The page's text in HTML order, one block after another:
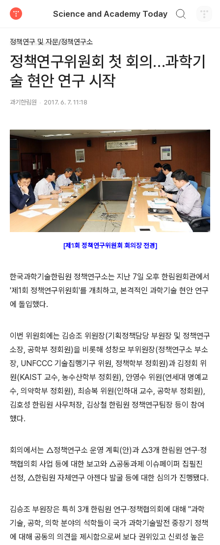
Science and Academy Today
정책연구 및 자문/정책연구소
정책연구위원회 첫 회의…과학기
술 현안 연구 시작
과기한림원 2017. 6. 7. 11:18
[제1회 정책연구위원회 회의장 전경]
한국과학기술한림원 정책연구소는 지난 7일 오후 한림원회관에서
'제1회 정책연구위원회'를 개최하고, 본격적인 과학기술 현안 연구
에 돌입했다.
이번 위원회에는 김승조 위원장(기획정책담당 부원장 및 정책연구
소장, 공학부 정회원)을 비롯해 성창모 부위원장(정책연구소 부소
장, UNFCCC 기술집행기구 위원, 정책학부 정회원)과 김정회 위
원(KAIST 교수, 농수산학부 정회원), 안영수 위원(연세대 명예교
수, 의약학부 정회원), 최승복 위원(인하대 교수, 공학부 정회원),
김호성 한림원 사무처장, 김상철 한림원 정책연구팀장 등이 참여
했다.
회의에서는 △정책연구소 운영 계획(안)과 △3개 한림원 연구·정
책협의회 사업 등에 대한 보고와 △공동과제 이슈페이퍼 집필진
선정, △한림원 자체연구 아젠다 발굴 등에 대한 심의가 진행됐다.
김승조 부원장은 특히 3개 한림원 연구·정책협의회에 대해 "과학
기술, 공학, 의학 분야의 석학들이 국가 과학기술발전 중장기 정책
에 대해 공동의 의견을 제시함으로써 보다 권위있고 신뢰성 높은